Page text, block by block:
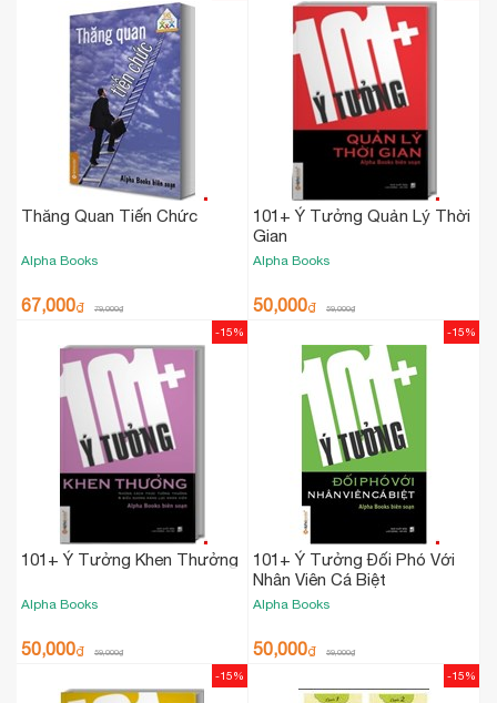
Thăng Quan Tiến Chức
Alpha Books
67,000₫ 79,000₫
101+ Ý Tưởng Quản Lý Thời
Gian
Alpha Books
50,000₫ 59,000₫
101+ Ý Tưởng Khen Thưởng
Alpha Books
50,000₫ 59,000₫
-15%
101+ Ý Tưởng Đối Phó Với
Nhân Viên Cá Biệt
Alpha Books
50,000₫ 59,000₫
-15%
-15% -15%